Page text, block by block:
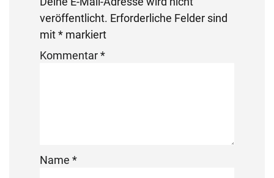
veröffentlicht. Erforderliche Felder sind
mit* markiert
Kommentar*
Name *